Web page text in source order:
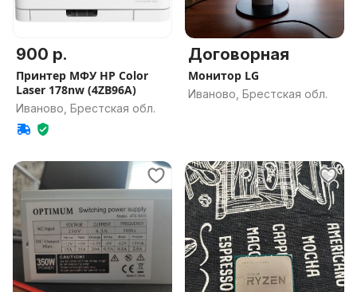
900 р.
Принтер МФУ HP Color
Laser 178nw (4ZB96A)
Иваново, Брестская обл.
Договорная
Монитор LG
Иваново, Брестская обл.